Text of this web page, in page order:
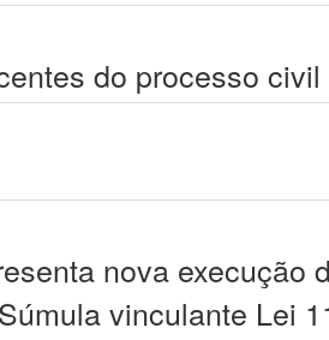
do processo civil
nova execução
vinculante Lei